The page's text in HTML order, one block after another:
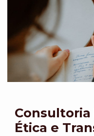
Consultoria
Ética e